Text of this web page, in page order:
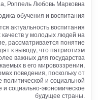
Роппель Любовь Марковна
обучения и воспитания
актуальность воспитания
качеств у молодых людей на
рассматривается понятие
к выводу, что патриотизм
важных для государства
в его мировоззрении,
поведения, поскольку от
и социальной
и социально-экономическое
будущее страны.